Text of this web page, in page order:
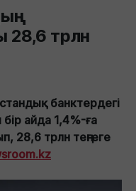
28,6 трлн
банктердегі
айда 1,4%-ға
28,6 трлн теңгеге